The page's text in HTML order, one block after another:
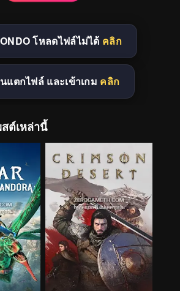
โหลดไฟล์ไม่ได้ คลิก
แตกไฟล์ และเข้าเกม คลิก
ต์เหล่านี้